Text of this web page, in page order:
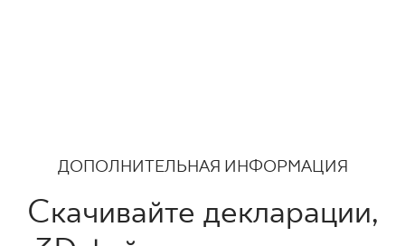
ДОПОЛНИТЕЛЬНАЯ ИНФОРМАЦИЯ
Скачивайте декларации,